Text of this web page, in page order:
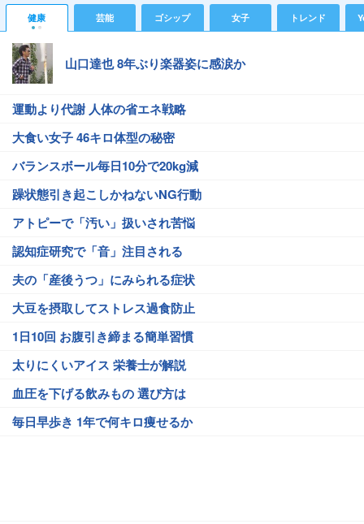
健康 芸能 ゴシップ 女子 トレンド
山口達也 8年ぶり楽器姿に感涙か
運動より代謝 人体の省エネ戦略
大食い女子 46キロ体型の秘密
バランスボール毎日10分で20kg減
躁状態引き起こしかねないNG行動
アトピーで「汚い」扱いされ苦悩
認知症研究で「音」注目される
夫の「産後うつ」にみられる症状
大豆を摂取してストレス過食防止
1日10回 お腹引き締まる簡単習慣
太りにくいアイス 栄養士が解説
血圧を下げる飲みもの 選び方は
毎日早歩き 1年で何キロ痩せるか